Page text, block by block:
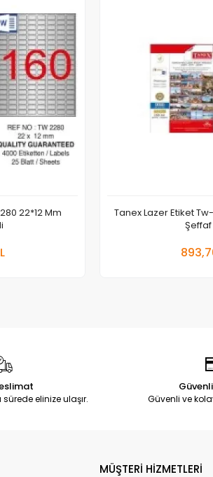
22*12 Mm
Tanex Lazer Etiket
Şeffaf
elinize ulaşır. Güvenli ve
MÜŞTERİ HİZMETLERİ